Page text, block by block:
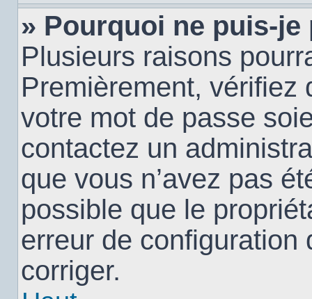
» Pourquoi ne puis-
Plusieurs raisons
Premièrement, vérifiez
votre mot de passe
contactez un
que vous n’avez pas
possible que le
erreur de configuration
corriger.